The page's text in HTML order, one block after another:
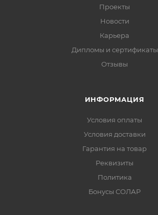
Проекты
Новости
Карьера
Дипломы и сертификаты
Отзывы
ИНФОРМАЦИЯ
Условия оплаты
Условия доставки
Гарантия на товар
Реквизиты
Политика
Бонусы СОЛАР